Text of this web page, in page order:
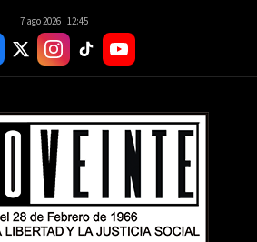
7 ago 2026 | 12:45